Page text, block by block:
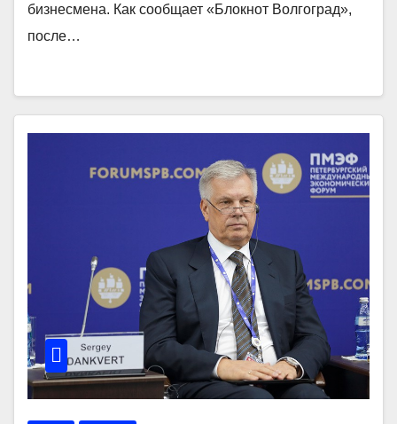
бизнесмена. Как сообщает «Блокнот Волгоград»,
после…